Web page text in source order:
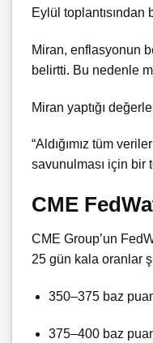
Eylül
Miran, enflasyonun
belirtti. Bu nedenle
Miran yaptığı
“Aldığımız tüm
savunulması için bir
CME
CME Group’un
25 gün kala oranlar
350–375 baz
375–400 baz